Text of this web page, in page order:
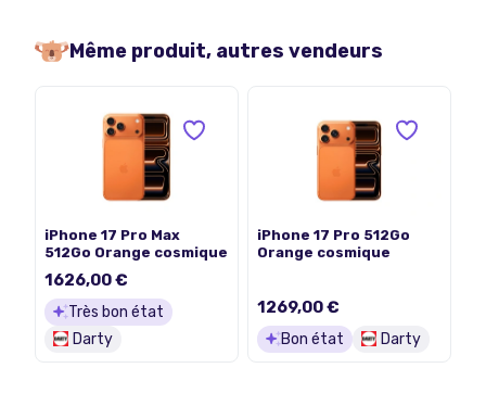
Même produit, autres vendeurs
iPhone 17 Pro Max
512Go Orange cosmique
1626,00 €
Très bon état
Darty
iPhone 17 Pro 512Go
Orange cosmique
1269,00 €
Bon état Darty